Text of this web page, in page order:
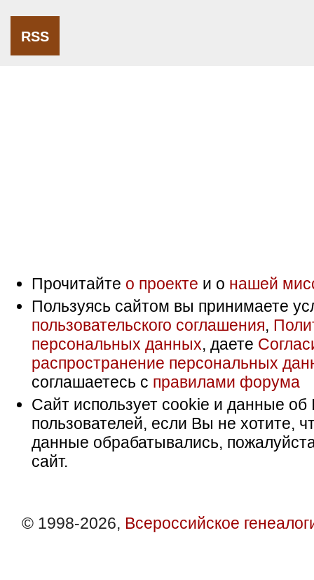
RSS
Прочитайте о проекте и о нашей
Пользуясь сайтом вы принимаете
пользовательского соглашения,
персональных данных, даете
распространение персональных
соглашаетесь с правилами форума
Сайт использует cookie и данные об
пользователей, если Вы не хотите,
данные обрабатывались,
сайт.
© 1998-2026, Всероссийское